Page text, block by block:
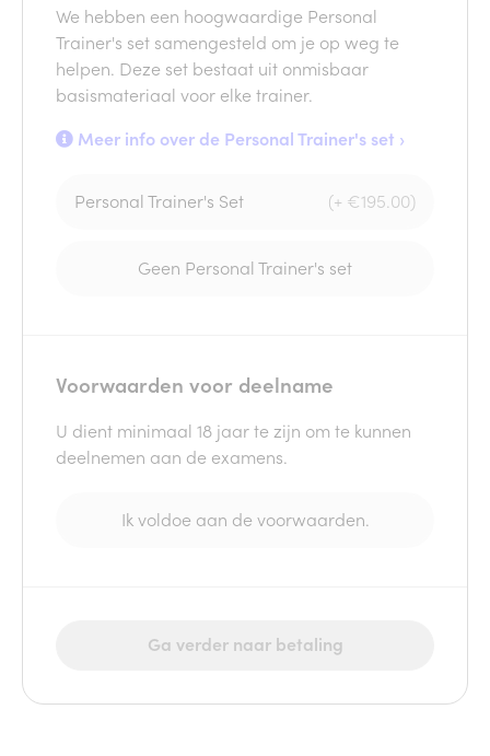
We hebben een hoogwaardige Personal
Trainer's set samengesteld om je op weg te
helpen. Deze set bestaat uit onmisbaar
basismateriaal voor elke trainer.
Meer info over de Personal Trainer's set ›
Personal Trainer's Set (+ €195.00)
Geen Personal Trainer's set
Voorwaarden voor deelname
U dient minimaal 18 jaar te zijn om te kunnen
deelnemen aan de examens.
Ik voldoe aan de voorwaarden.
Ga verder naar betaling